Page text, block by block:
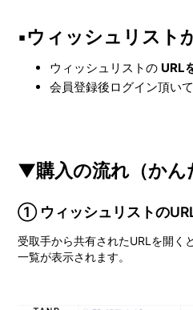
▪️ウィッシュリスト
ウィッシュリストの URL
会員登録後ログイン頂い
▼購入の流れ（かん
① ウィッシュリストの
受取手から共有されたURLを開く
一覧が表示されます。